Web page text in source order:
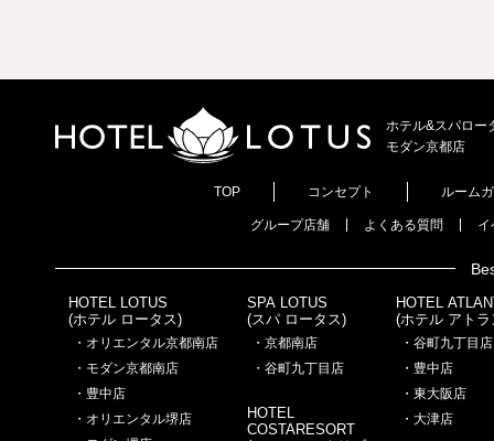
ホテル&スパロー
モダン京都店
TOP コンセプト ルーム
グループ店舗 よくある質問 イ
HOTEL LOTUS
(ホテル ロータス)
・オリエンタル京都南店
・モダン京都南店
・豊中店
・オリエンタル堺店
SPA LOTUS
(スパ ロータス)
・京都南店
・谷町九丁目店
HOTEL
COSTARESORT
HOTEL
(ホテル アト
・谷町九丁目店
・豊中店
・東大阪店
・大津店